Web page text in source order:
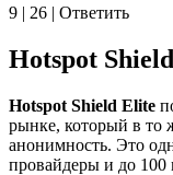
9 | 26 | Ответить
Hotspot
Hotspot Shield Elite
рынке, который в то
анонимность. Это
провайдеры и до 100